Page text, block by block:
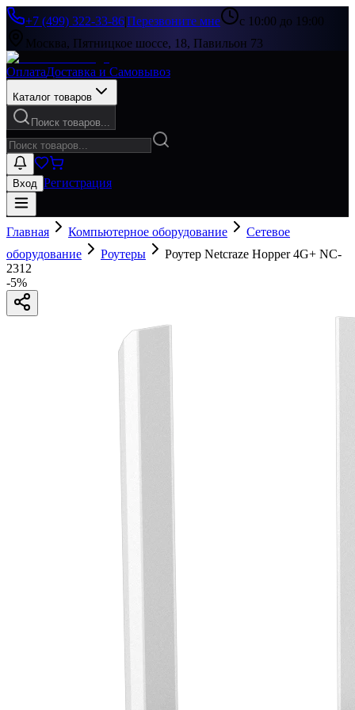
+7 (499) 322-33-86|Перезвоните мне
с 10:00 до 19:00
Москва, Пятницкое шоссе, 18, Павильон 73
ОплатаДоставка и Самовывоз
Каталог товаров
Поиск товаров...
Вход Регистрация
Главная Компьютерное оборудование
Сетевое
оборудование
Роутеры
Роутер Netcraze Hopper 4G+ NC-
2312
-5%